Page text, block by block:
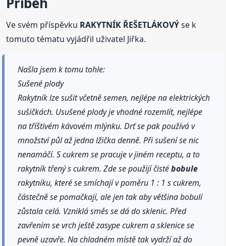
Ve svém příspěvku RAKYTNÍK ŘEŠETLÁKOVÝse k
tomuto tématu vyjádřil uživatel Jiřka.
Našla jsem k tomu tohle:
Sušené plody
Rakytník lze sušit včetně semen, nejlépe na elektrických
sušičkách. Usušené plody je vhodné rozemlít, nejlépe
na tříštivém kávovém mlýnku. Drť se pak používá v
množství půl až jedna lžička denně. Při sušení se nic
nenamáčí. S cukrem se pracuje v jiném receptu, a to
rakytník třený s cukrem. Zde se použijí čistébobule
rakytníku, které se smíchají v poměru 1 : 1 s cukrem,
částečně se pomačkají, ale jen tak aby většina bobulí
zůstala celá. Vzniklá směs se dá do sklenic. Před
zavřením se vrch ještě zasype cukrem a sklenice se
pevně uzavře. Na chladném místě tak vydrží až do